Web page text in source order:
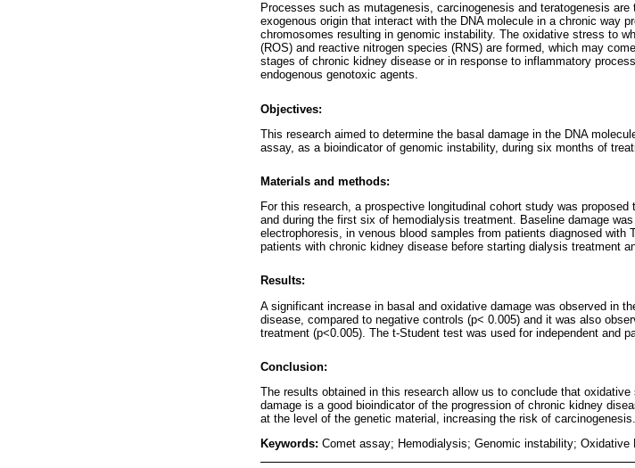
Processes such as mutagenesis, carcinogenesis and teratogenesis
exogenous origin that interact with the DNA molecule in a chronic way
chromosomes resulting in genomic instability. The oxidative stress to
(ROS) and reactive nitrogen species (RNS) are formed, which may
stages of chronic kidney disease or in response to inflammatory
endogenous genotoxic agents.
Objectives:
This research aimed to determine the basal damage in the DNA
assay, as a bioindicator of genomic instability, during six months of
Materials and methods:
For this research, a prospective longitudinal cohort study was
and during the first six of hemodialysis treatment. Baseline damage
electrophoresis, in venous blood samples from patients diagnosed with
patients with chronic kidney disease before starting dialysis treatment
Results:
A significant increase in basal and oxidative damage was observed in
disease, compared to negative controls (p< 0.005) and it was also
treatment (p<0.005). The t-Student test was used for independent and
Conclusion:
The results obtained in this research allow us to conclude that
damage is a good bioindicator of the progression of chronic kidney
at the level of the genetic material, increasing the risk of carcinogenesis.
Keywords: Comet assay; Hemodialysis; Genomic instability; Oxidative